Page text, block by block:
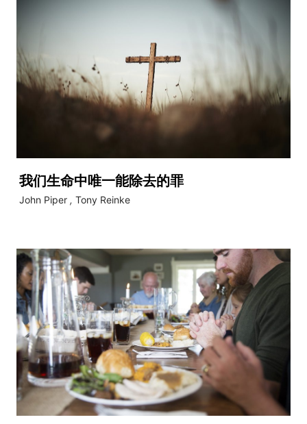
我们生命中唯一能除去的罪
John Piper , Tony Reinke